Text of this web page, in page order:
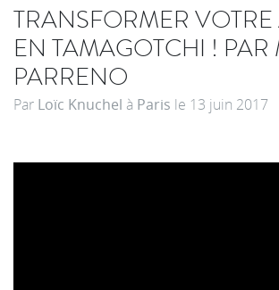
TRANSFORMER
EN TAMAGOTCHI ! PAR
PARRENO
Par Loïc Knuchel à Paris le 13 juin 2017